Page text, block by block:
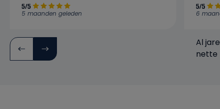
5/5
5 maanden geleden
Al
nette
5/5
6